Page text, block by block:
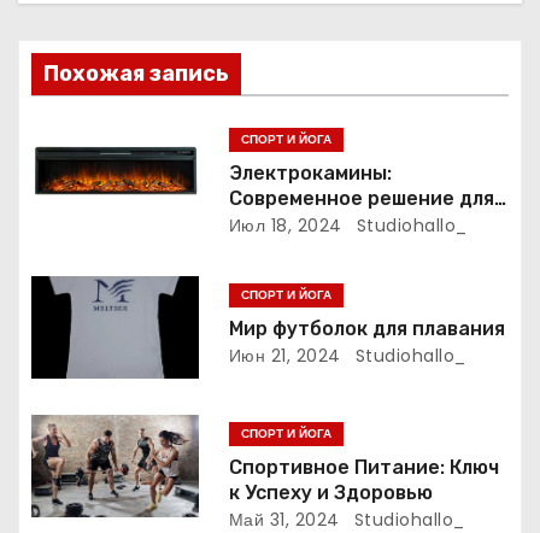
и
п
з
п
и
с
Похожая запись
СПОРТ И ЙОГА
Электрокамины:
Современное решение для
уюта и тепла
Июл 18, 2024 Studiohallo_
СПОРТ И ЙОГА
Мир футболок для плавания
Июн 21, 2024 Studiohallo_
СПОРТ И ЙОГА
Спортивное Питание: Ключ
к Успеху и Здоровью
Май 31, 2024 Studiohallo_